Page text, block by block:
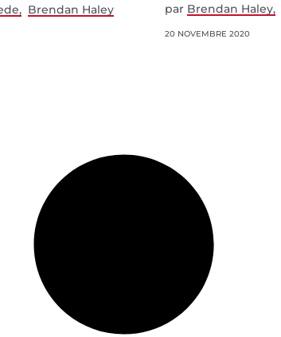
Brendan Haley par Brendan Haley
20 NOVEMBRE 2020